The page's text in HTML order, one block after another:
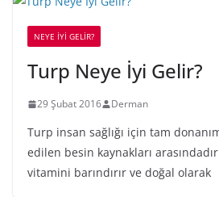
NEYE İYİ GELİR?
Turp Neye İyi Gelir?
29 Şubat 2016 Derman
Turp insan sağlığı için tam
edilen besin kaynakları
vitamini barındırır ve doğal olarak